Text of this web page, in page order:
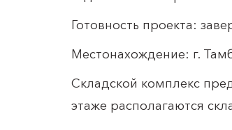
Готовность проекта:
Местонахождение: г.
Складской комплекс
этаже располагаются